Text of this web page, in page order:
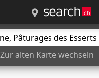
Zur alten Karte wechseln